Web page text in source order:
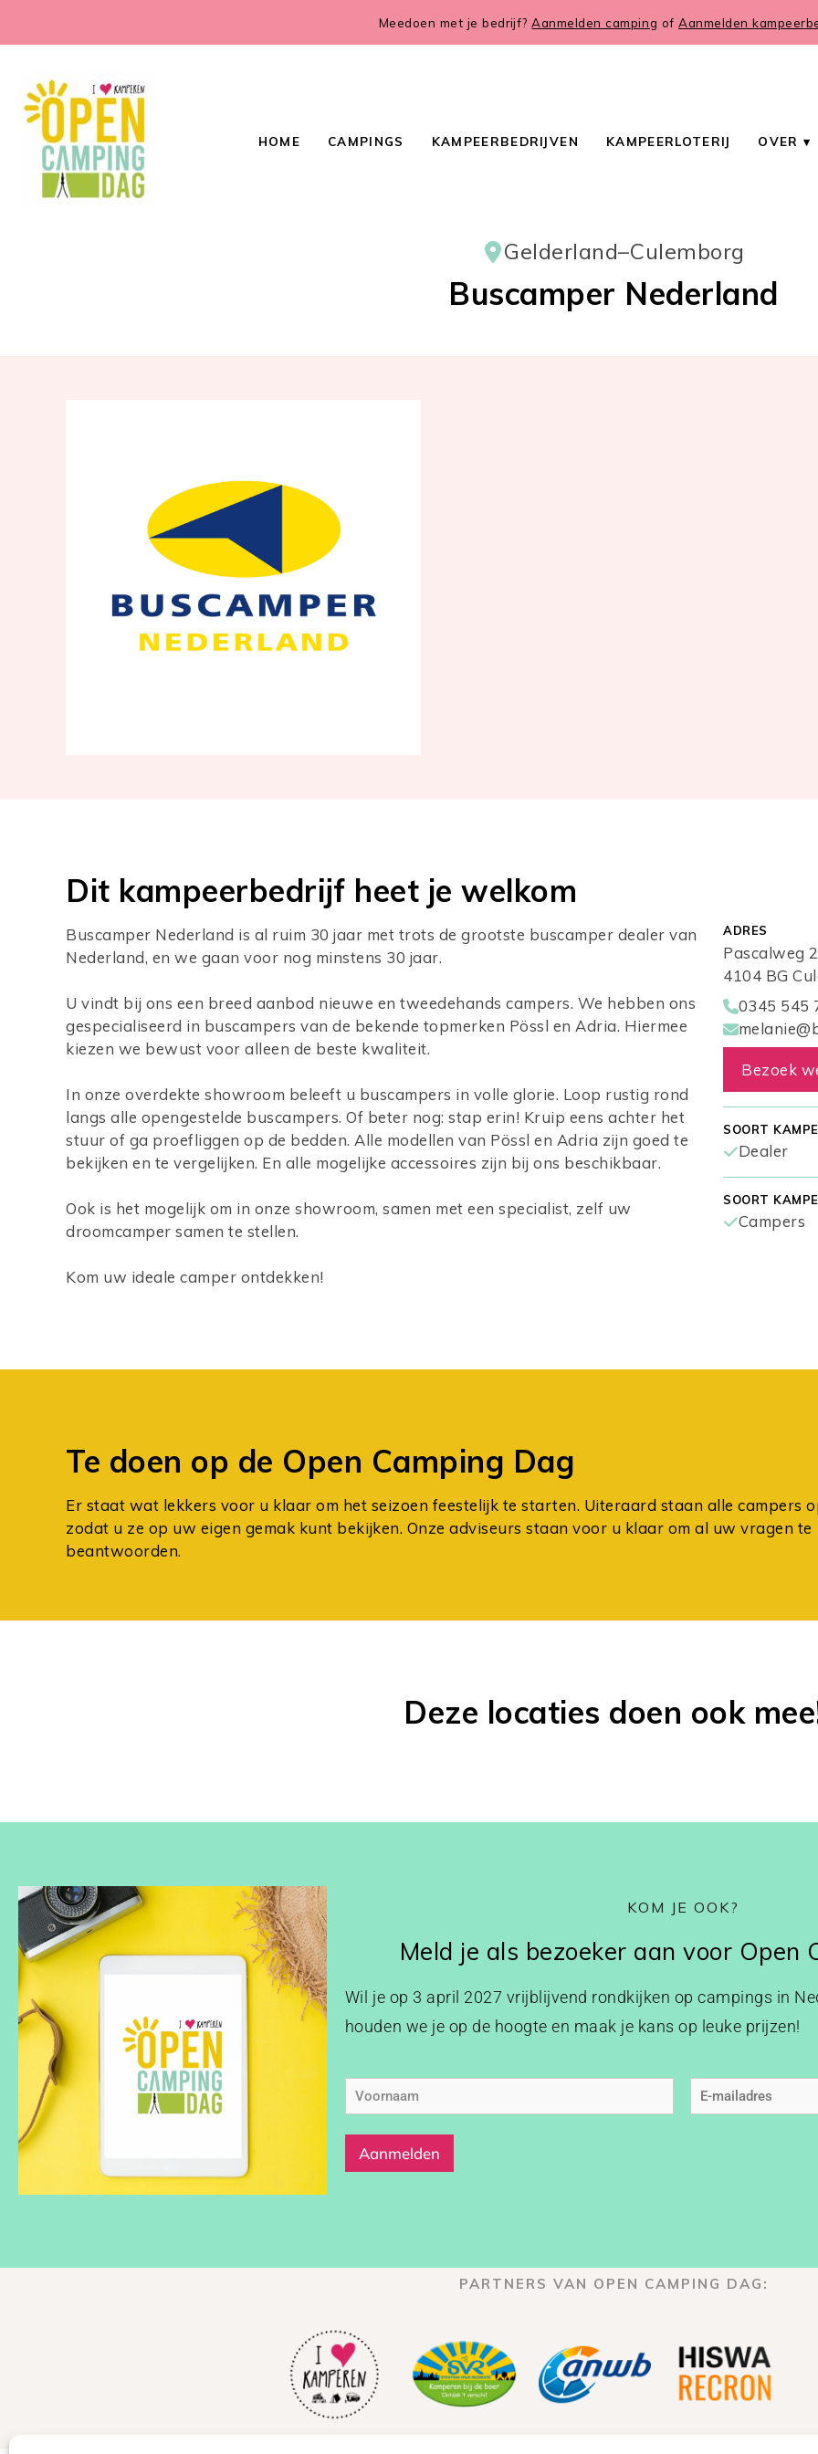
Meedoen met je bedrijf?Aanmelden camping ofAanmelden
HOME CAMPINGS KAMPEERBEDRIJVEN KAMPEERLOTERIJ OVER
Gelderland–Culemborg
Buscamper Nederland
Dit kampeerbedrijf heet je welkom
Buscamper Nederland is al ruim 30 jaar met trots de grootste buscamper dealer van
Nederland, en we gaan voor nog minstens 30 jaar.
U vindt bij ons een breed aanbod nieuwe en tweedehands campers. We hebben ons
gespecialiseerd in buscampers van de bekende topmerken Pössl en Adria. Hiermee
kiezen we bewust voor alleen de beste kwaliteit.
In onze overdekte showroom beleeft u buscampers in volle glorie. Loop rustig rond
langs alle opengestelde buscampers. Of beter nog: stap erin! Kruip eens achter het
stuur of ga proefliggen op de bedden. Alle modellen van Pössl en Adria zijn goed te
bekijken en te vergelijken. En alle mogelijke accessoires zijn bij ons beschikbaar.
Ook is het mogelijk om in onze showroom, samen met een specialist, zelf uw
droomcamper samen te stellen.
Kom uw ideale camper ontdekken!
ADRES
Pascalweg
4104 BG
0345 545
Bezoek
SOORT
Dealer
SOORT
Campers
Te doen op de Open Camping Dag
Er staat wat lekkers voor u klaar om het seizoen feestelijk te starten. Uiteraard staan alle campers
zodat u ze op uw eigen gemak kunt bekijken. Onze adviseurs staan voor u klaar om al uw vragen te
beantwoorden.
Deze locaties doen ook
KOM JE OOK?
Meld je als bezoeker aan voor Open
Wil je op 3 april 2027 vrijblijvend rondkijken op campings in
houden we je op de hoogte en maak je kans op leuke prijzen!
Voornaam
E-
PARTNERS VAN OPEN CAMPING DAG: